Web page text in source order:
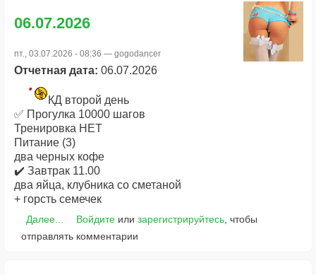
06.07.2026
пт., 03.07.2026 - 08:36 — gogodancer
Отчетная дата: 06.07.2026
КД второй день
✅ Прогулка 10000 шагов
Тренировка НЕТ
Питание (3)
два черных кофе
✔️ Завтрак 11.00
два яйца, клубника со сметаной
+ горсть семечек
Далее... Войдитеили зарегистрируйтесь, чтобы
отправлять комментарии